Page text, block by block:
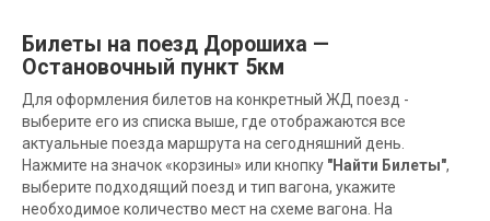
Билеты на поезд Дорошиха —
Остановочный пункт 5км
Для оформления билетов на конкретный ЖД поезд -
выберите его из списка выше, где отображаются все
актуальные поезда маршрута на сегодняшний день.
Нажмите на значок «корзины» или кнопку "Найти Билеты",
выберите подходящий поезд и тип вагона, укажите
необходимое количество мест на схеме вагона. На